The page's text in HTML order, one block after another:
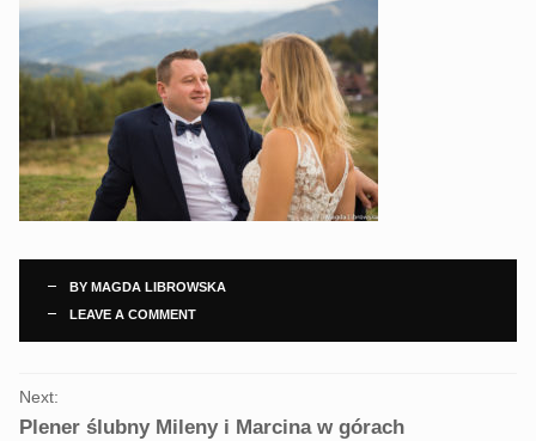
BYMAGDA LIBROWSKA
LEAVE A COMMENT
PORTFOLIO
NAVIGATION
Next:
Plener ślubny Mileny i Marcina w górach